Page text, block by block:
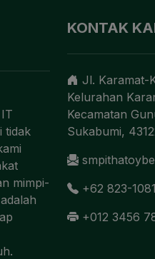
tidak
mimpi-
KONTAK
Jl. Karamat-
Kelurahan
Kecamatan
Sukabumi,
+62 823-
+012 3456